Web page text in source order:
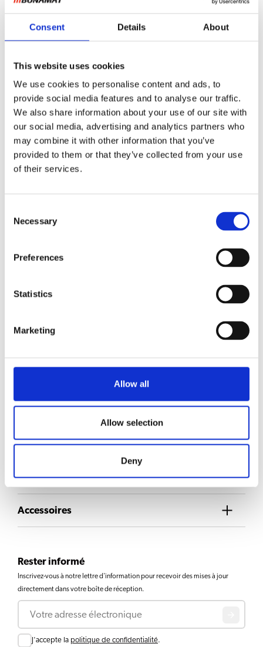
Consent Details About
This website uses cookies
We use cookies to personalise content and ads, to
provide social media features and to analyse our traffic.
We also share information about your use of our site with
our social media, advertising and analytics partners who
may combine it with other information that you’ve
provided to them or that they’ve collected from your use
of their services.
Selection
Necessary
Preferences
Statistics
Marketing
Allow all
Allow selection
Deny
Laitière à bain-marie
Réserve : 5 L
Temps de chauffe : 20 minutes
Points Forts
Chauffage au bain-marie, le lait ne peut pas brûler
Double paroi inox emboutie sans soudure, pas de
risque de rouille ou de fuite
Robinet de tirage anti-gouttes à 2 positions
- instantané ou continu - entièrement démontable
Réglage de la température à l’aide d’un thermostat
Niveau de contrôle du bain-marie
servant aussi d'indicateur de niveau du lait
BOISSONS
Téléchargements et documents
Accessoires
Rester informé
Inscrivez-vous à notre lettre d'information pour recevoir des mises à jour
directement dans votre boîte de réception.
Courriel
Consent
J'accepte la politique de confidentialité.